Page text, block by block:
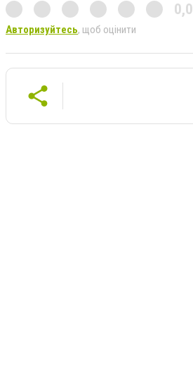
0,0
Авторизуйтесь, щоб оцінити